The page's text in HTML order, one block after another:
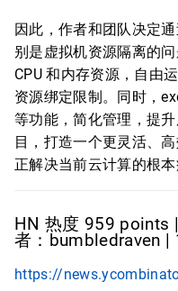
因此，作者和团队决定
别是虚拟机资源隔离的
CPU 和内存资源，自由
资源绑定限制。同时，
等功能，简化管理，提
目，打造一个更灵活、
正解决当前云计算的根本
HN 热度 959 points
者：bumbledraven |
https://